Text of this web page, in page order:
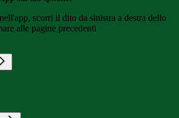
scorri il dito da sinistra a destra dello
alle pagine precedenti